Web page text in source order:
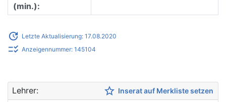
(min.):
update Letzte Aktualisierung: 17.08.2020
checklist_rtl Anzeigennummer: 145104
Lehrer: star_border Inserat auf Merkliste setzen